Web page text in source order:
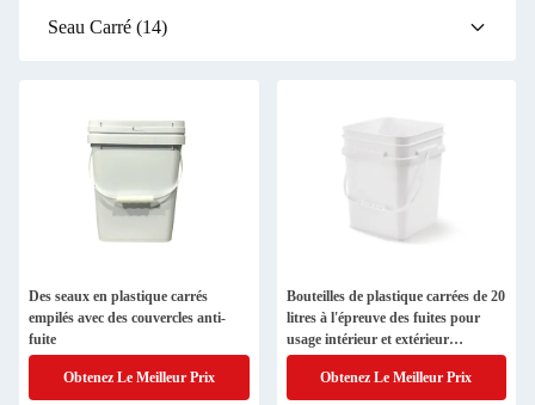
Seau Carré (14)
Des seaux en plastique carrés
empilés avec des couvercles anti-
fuite
Obtenez Le Meilleur Prix
Bouteilles de plastique carrées de 20
litres à l'épreuve des fuites pour
usage intérieur et extérieur
Bouteilles de stockage carrées
Obtenez Le Meilleur Prix